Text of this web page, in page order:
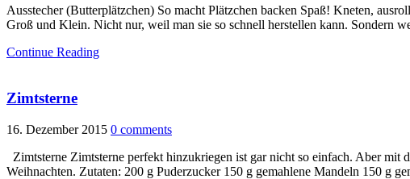
Ausstecher (Butterplätzchen) So macht Plätzchen backen Spaß! Kneten,
Groß und Klein. Nicht nur, weil man sie so schnell herstellen kann. Sondern
Continue Reading
Zimtsterne
16. Dezember 2015 0 comments
Zimtsterne Zimtsterne perfekt hinzukriegen ist gar nicht so einfach. Aber
Weihnachten. Zutaten: 200 g Puderzucker 150 g gemahlene Mandeln 150 g